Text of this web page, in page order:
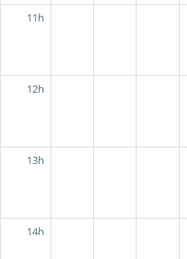
11h
12h
13h
14h